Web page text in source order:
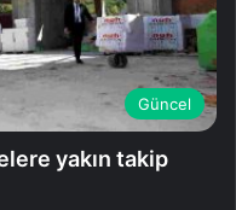
Güncel
yakın takip